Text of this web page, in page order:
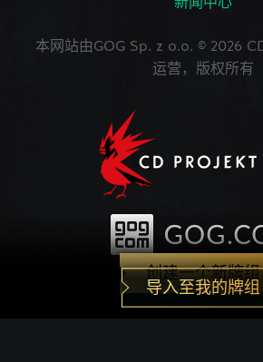
创建一个新牌组
导入至我的牌组
新闻中心
本网站由GOG Sp. z o.o. © 2026
运营，版权所有
CD PROJEKT®, The Witcher®,